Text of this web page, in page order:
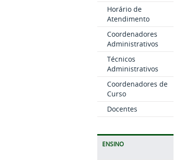
Horário de
Atendimento
Coordenadores
Administrativos
Técnicos
Administrativos
Coordenadores de
Curso
Docentes
ENSINO